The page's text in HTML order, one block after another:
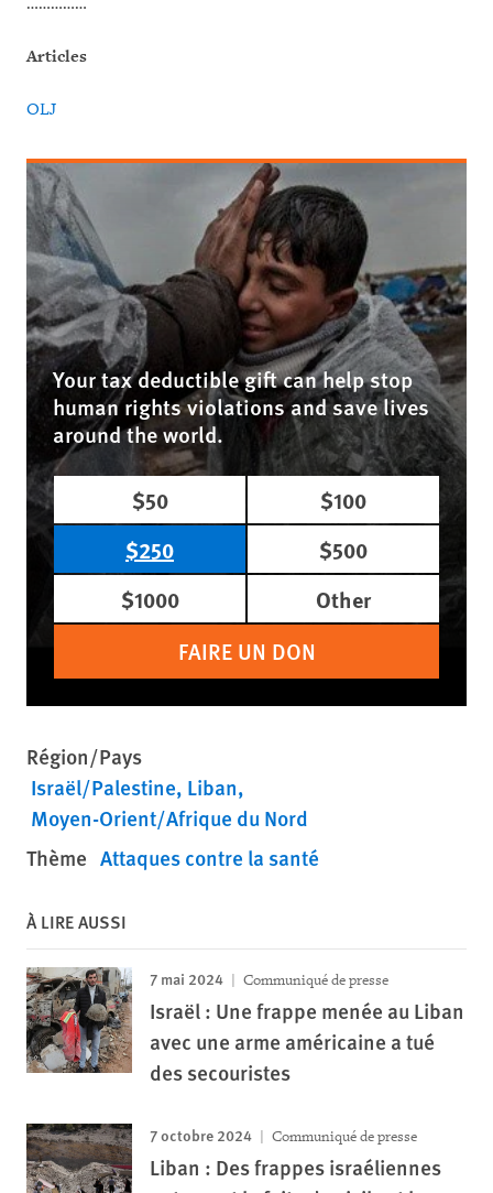
Articles
OLJ
Your tax deductible gift can help stop
human rights violations and save lives
around the world.
$50
$100
$250
$500
$1000
Other
FAIRE UN DON
Région/Pays
Israël/Palestine Liban
Moyen-Orient/Afrique du Nord
Thème Attaques contre la santé
À LIRE AUSSI
7 mai 2024 Communiqué de presse
Israël : Une frappe menée au Liban
avec une arme américaine a tué
des secouristes
7 octobre 2024 Communiqué de presse
Liban : Des frappes israéliennes